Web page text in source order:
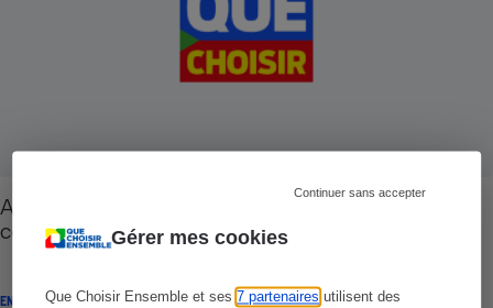
Gérer mes cookies
Que Choisir Ensemble et ses7 partenaires utilisent des
Continuer sans accepter
Assurance auto - L'assistance : presque toujours
comprise
ENQUÊTE